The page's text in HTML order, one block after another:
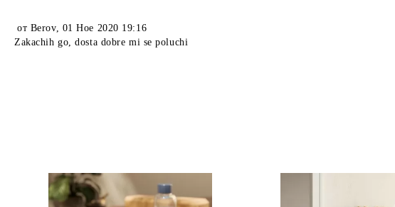
от Berov, 01 Ное 2020 19:16
Zakachih go, dosta dobre mi se poluchi